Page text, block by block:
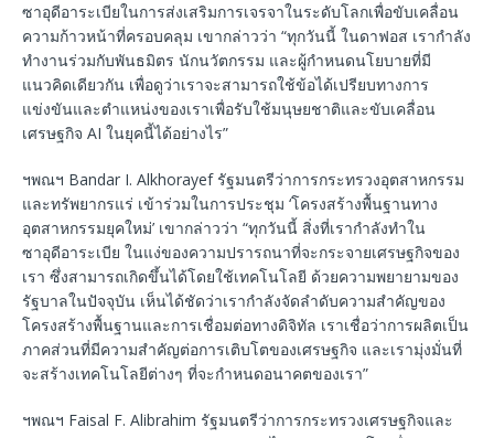
ซาอุดีอาระเบียในการส่งเสริมการเจรจาในระดับโลกเพื่อขับเคลื่อน
ความก้าวหน้าที่ครอบคลุม เขากล่าวว่า “ทุกวันนี้ ในดาฟอส เรากำลัง
ทำงานร่วมกับพันธมิตร นักนวัตกรรม และผู้กำหนดนโยบายที่มี
แนวคิดเดียวกัน เพื่อดูว่าเราจะสามารถใช้ข้อได้เปรียบทางการ
แข่งขันและตำแหน่งของเราเพื่อรับใช้มนุษยชาติและขับเคลื่อน
เศรษฐกิจ AI ในยุคนี้ได้อย่างไร”
ฯพณฯ Bandar I. Alkhorayef รัฐมนตรีว่าการกระทรวงอุตสาหกรรม
และทรัพยากรแร่ เข้าร่วมในการประชุม ‘โครงสร้างพื้นฐานทาง
อุตสาหกรรมยุคใหม่’ เขากล่าวว่า “ทุกวันนี้ สิ่งที่เรากำลังทำใน
ซาอุดีอาระเบีย ในแง่ของความปรารถนาที่จะกระจายเศรษฐกิจของ
เรา ซึ่งสามารถเกิดขึ้นได้โดยใช้เทคโนโลยี ด้วยความพยายามของ
รัฐบาลในปัจจุบัน เห็นได้ชัดว่าเรากำลังจัดลำดับความสำคัญของ
โครงสร้างพื้นฐานและการเชื่อมต่อทางดิจิทัล เราเชื่อว่าการผลิตเป็น
ภาคส่วนที่มีความสำคัญต่อการเติบโตของเศรษฐกิจ และเรามุ่งมั่นที่
จะสร้างเทคโนโลยีต่างๆ ที่จะกำหนดอนาคตของเรา”
ฯพณฯ Faisal F. Alibrahim รัฐมนตรีว่าการกระทรวงเศรษฐกิจและ